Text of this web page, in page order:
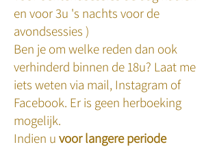
en voor 3u 's nachts voor de
avondsessies )
Ben je om welke reden dan ook
verhinderd binnen de 18u? Laat me
iets weten via mail, Instagram of
Facebook. Er is geen herboeking
mogelijk.
Indien u voor langere periode